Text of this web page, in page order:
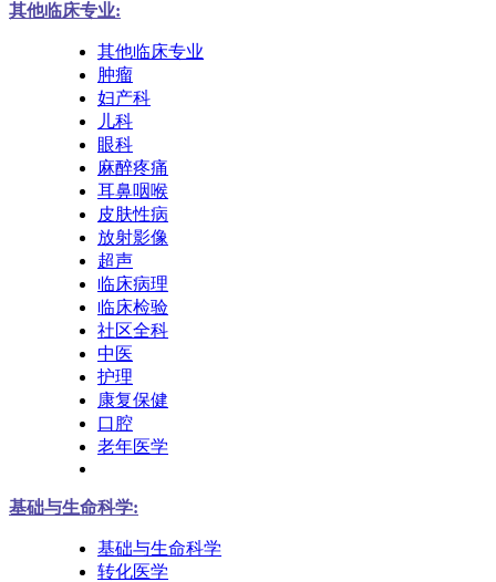
其他临床专业:
其他临床专业
肿瘤
妇产科
儿科
眼科
麻醉疼痛
耳鼻咽喉
皮肤性病
放射影像
超声
临床病理
临床检验
社区全科
中医
护理
康复保健
口腔
老年医学
基础与生命科学:
基础与生命科学
转化医学